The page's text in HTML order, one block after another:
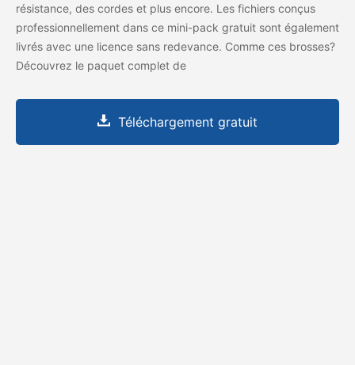
résistance, des cordes et plus encore. Les fichiers conçus
professionnellement dans ce mini-pack gratuit sont également
livrés avec une licence sans redevance. Comme ces brosses?
Découvrez le paquet complet de
Téléchargement gratuit